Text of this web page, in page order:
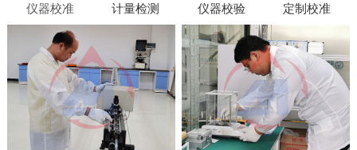
仪器校准 计量检测 仪器校验 定制校准